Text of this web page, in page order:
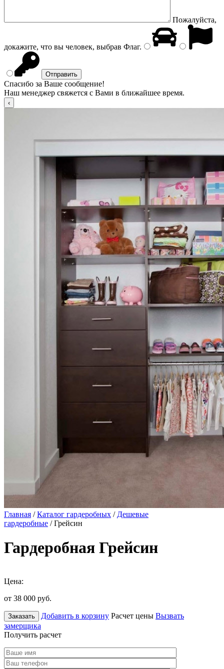
Пожалуйста,
докажите, что вы человек, выбрав Флаг.
Спасибо за Ваше сообщение!
Наш менеджер свяжется с Вами в ближайшее время.
Главная /Каталог гардеробных / Дешевые
гардеробные / Грейсин
Гардеробная Грейсин
Цена:
от 38 000 руб.
Заказать Добавить в корзину Расчет цены Вызвать
замерщика
Получить расчет